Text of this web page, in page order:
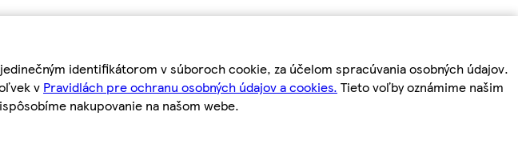
identifikátorom v súboroch cookie, za účelom spracúvania osobných údajov.
v Pravidlách pre ochranu osobných údajov a cookies. Tieto voľby oznámime našim
nakupovanie na našom webe.